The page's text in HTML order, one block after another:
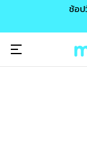
ช้อป